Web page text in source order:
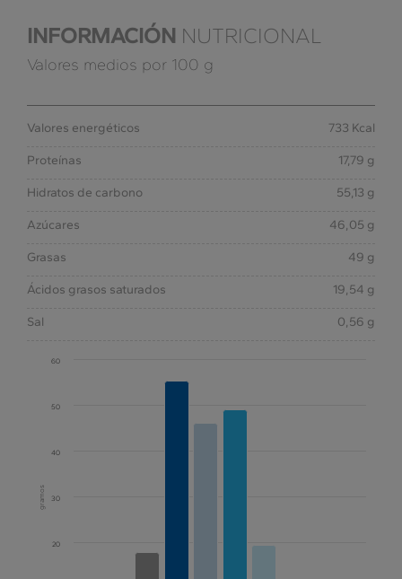
INFORMACIÓN NUTRICIONAL
Valores medios por 100 g
Valores energéticos 733 Kcal
Proteínas 17,79 g
Hidratos de carbono 55,13 g
Azúcares 46,05 g
Grasas 49 g
Ácidos grasos saturados 19,54 g
Sal 0,56 g
gramos
20
30
40
50
60